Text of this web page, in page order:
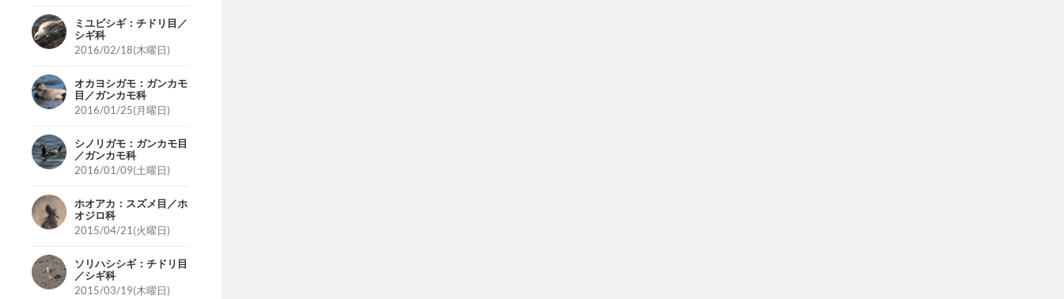
ミユビシギ：チドリ目／
シギ科
2016/02/18(木曜日)
オカヨシガモ：ガンカモ
目／ガンカモ科
2016/01/25(月曜日)
シノリガモ：ガンカモ目
／ガンカモ科
2016/01/09(土曜日)
ホオアカ：スズメ目／ホ
オジロ科
2015/04/21(火曜日)
ソリハシシギ：チドリ目
／シギ科
2015/03/19(木曜日)